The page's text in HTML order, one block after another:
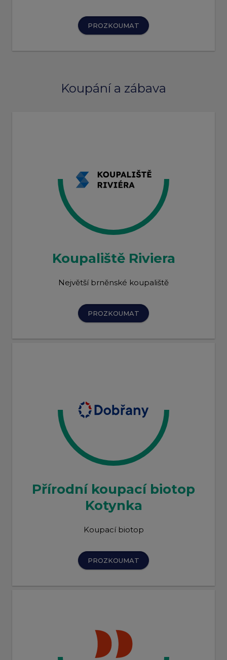
PROZKOUMAT
Koupání a zábava
Koupaliště Riviera
Největší brněnské koupaliště
PROZKOUMAT
Přírodní koupací biotop
Kotynka
Koupací biotop
PROZKOUMAT